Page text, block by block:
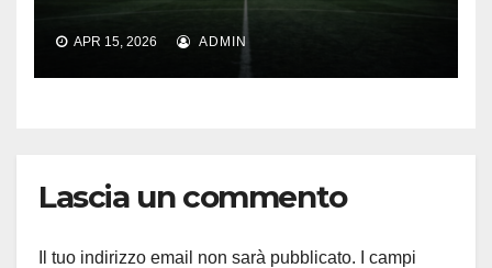
APR 15, 2026 ADMIN
Lascia un commento
Il tuo indirizzo email non sarà pubblicato. I campi